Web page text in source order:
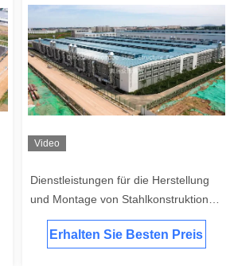
Video
Dienstleistungen für die Herstellung
und Montage von Stahlkonstruktionen
für robuste industrielle und
kommerzielle Anwendungen
Erhalten Sie Besten Preis